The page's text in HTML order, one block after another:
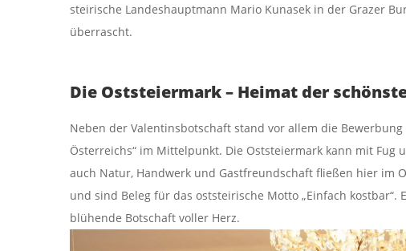
steirische Landeshauptmann Mario Kunasek in der Grazer
überrascht.
Die Oststeiermark – Heimat der
Neben der Valentinsbotschaft stand vor allem die
Österreichs“ im Mittelpunkt. Die Oststeiermark kann mit Fug
auch Natur, Handwerk und Gastfreundschaft fließen hier im
und sind Beleg für das oststeirische Motto „Einfach
blühende Botschaft voller Herz.